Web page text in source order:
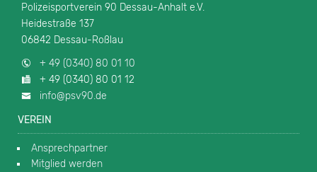
Polizeisportverein 90 Dessau-Anhalt e.V.
Heidestraße 137
06842 Dessau-Roßlau
+ 49 (0340) 80 01 10
+ 49 (0340) 80 01 12
info@psv90.de
VEREIN
Ansprechpartner
Mitglied werden